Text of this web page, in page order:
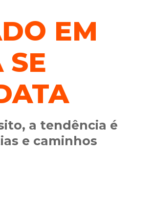
EM
SE
a tendência é
e caminhos